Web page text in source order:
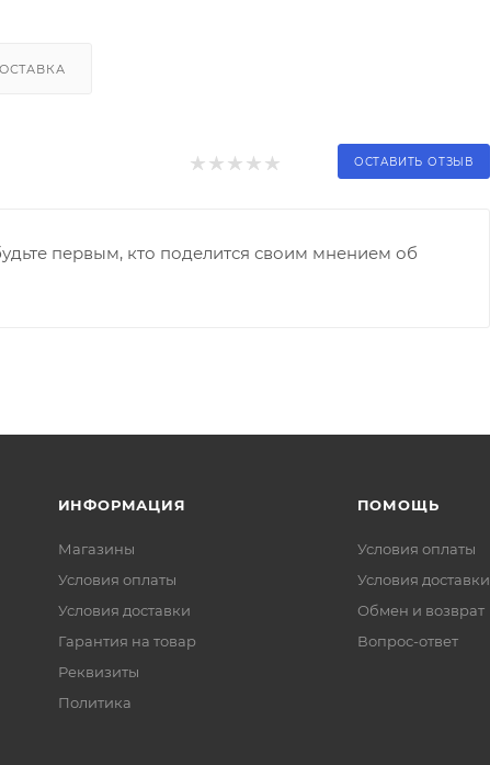
ОСТАВИТЬ ОТЗЫВ
первым, кто поделится своим мнением об
ИНФОРМАЦИЯ
Магазины
Условия оплаты
Условия доставки
Гарантия на товар
Реквизиты
Политика
ПОМОЩЬ
Условия оплаты
Условия доставки
Обмен и возврат
Вопрос-ответ